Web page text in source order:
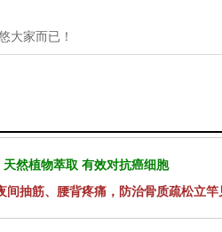
大家而已！
然植物萃取 有效对抗癌细胞
间抽筋、腰背疼痛，防治骨质疏松立竿